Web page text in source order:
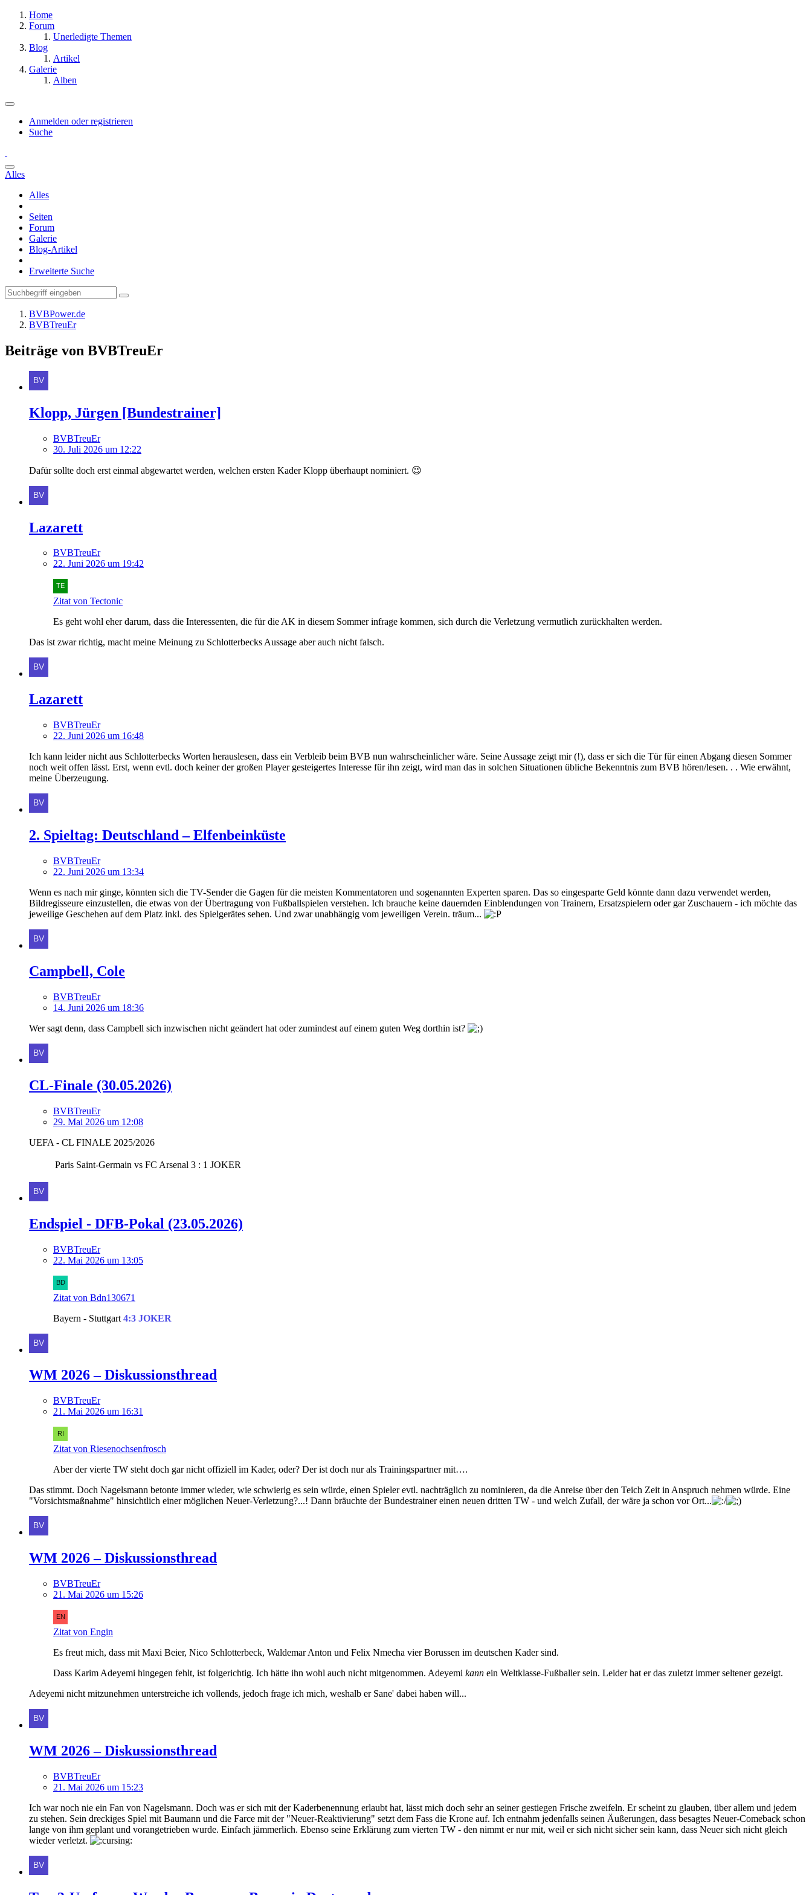
Home
Forum
Unerledigte Themen
Blog
Artikel
Galerie
Alben
Anmelden oder registrieren
Suche
Alles
Alles
Seiten
Forum
Galerie
Blog-Artikel
Erweiterte Suche
BVBPower.de
BVBTreuEr
Beiträge von BVBTreuEr
Klopp, Jürgen [Bundestrainer]
BVBTreuEr
30. Juli 2026 um 12:22
Dafür sollte doch erst einmal abgewartet werden, welchen ersten Kader Klopp überhaupt nominiert. 😉
Lazarett
BVBTreuEr
22. Juni 2026 um 19:42
Zitat von Tectonic
Es geht wohl eher darum, dass die Interessenten, die für die AK in diesem Sommer infrage kommen, sich durch die Verletzung vermutlich zurückhalten werden.
Das ist zwar richtig, macht meine Meinung zu Schlotterbecks Aussage aber auch nicht falsch.
Lazarett
BVBTreuEr
22. Juni 2026 um 16:48
Ich kann leider nicht aus Schlotterbecks Worten herauslesen, dass ein Verbleib beim BVB nun wahrscheinlicher wäre. Seine Aussage zeigt mir (!), dass er sich die Tür für einen Abgang diesen Sommer
noch weit offen lässt. Erst, wenn evtl. doch keiner der großen Player gesteigertes Interesse für ihn zeigt, wird man das in solchen Situationen übliche Bekenntnis zum BVB hören/lesen. . . Wie erwähnt,
meine Überzeugung.
2. Spieltag: Deutschland – Elfenbeinküste
BVBTreuEr
22. Juni 2026 um 13:34
Wenn es nach mir ginge, könnten sich die TV-Sender die Gagen für die meisten Kommentatoren und sogenannten Experten sparen. Das so eingesparte Geld könnte dann dazu verwendet werden,
Bildregisseure einzustellen, die etwas von der Übertragung von Fußballspielen verstehen. Ich brauche keine dauernden Einblendungen von Trainern, Ersatzspielern oder gar Zuschauern - ich möchte das
jeweilige Geschehen auf dem Platz inkl. des Spielgerätes sehen. Und zwar unabhängig vom jeweiligen Verein. träum...
Campbell, Cole
BVBTreuEr
14. Juni 2026 um 18:36
Wer sagt denn, dass Campbell sich inzwischen nicht geändert hat oder zumindest auf einem guten Weg dorthin ist?
CL-Finale (30.05.2026)
BVBTreuEr
29. Mai 2026 um 12:08
UEFA - CL FINALE 2025/2026
Paris Saint-Germain vs FC Arsenal 3 : 1 JOKER
Endspiel - DFB-Pokal (23.05.2026)
BVBTreuEr
22. Mai 2026 um 13:05
Zitat von Bdn130671
Bayern - Stuttgart 4:3 JOKER
WM 2026 – Diskussionsthread
BVBTreuEr
21. Mai 2026 um 16:31
Zitat von Riesenochsenfrosch
Aber der vierte TW steht doch gar nicht offiziell im Kader, oder? Der ist doch nur als Trainingspartner mit….
Das stimmt. Doch Nagelsmann betonte immer wieder, wie schwierig es sein würde, einen Spieler evtl. nachträglich zu nominieren, da die Anreise über den Teich Zeit in Anspruch nehmen würde. Eine
"Vorsichtsmaßnahme" hinsichtlich einer möglichen Neuer-Verletzung?...! Dann bräuchte der Bundestrainer einen neuen dritten TW - und welch Zufall, der wäre ja schon vor Ort...
WM 2026 – Diskussionsthread
BVBTreuEr
21. Mai 2026 um 15:26
Zitat von Engin
Es freut mich, dass mit Maxi Beier, Nico Schlotterbeck, Waldemar Anton und Felix Nmecha vier Borussen im deutschen Kader sind.
Dass Karim Adeyemi hingegen fehlt, ist folgerichtig. Ich hätte ihn wohl auch nicht mitgenommen. Adeyemi kann ein Weltklasse-Fußballer sein. Leider hat er das zuletzt immer seltener gezeigt.
Adeyemi nicht mitzunehmen unterstreiche ich vollends, jedoch frage ich mich, weshalb er Sane' dabei haben will...
WM 2026 – Diskussionsthread
BVBTreuEr
21. Mai 2026 um 15:23
Ich war noch nie ein Fan von Nagelsmann. Doch was er sich mit der Kaderbenennung erlaubt hat, lässt mich doch sehr an seiner gestiegen Frische zweifeln. Er scheint zu glauben, über allem und jedem
zu stehen. Sein dreckiges Spiel mit Baumann und die Farce mit der "Neuer-Reaktivierung" setzt dem Fass die Krone auf. Ich entnahm jedenfalls seinen Äußerungen, dass besagtes Neuer-Comeback schon
lange von ihm geplant und vorangetrieben wurde. Einfach jämmerlich. Ebenso seine Erklärung zum vierten TW - den nimmt er nur mit, weil er sich nicht sicher sein kann, dass Neuer sich nicht gleich
wieder verletzt.